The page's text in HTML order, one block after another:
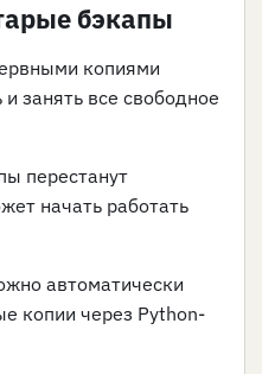
бэкапы
копиями
занять все свободное
перестанут
начать работать
автоматически
копии через Python-